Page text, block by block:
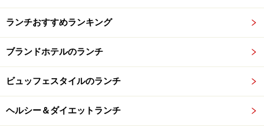
ランチおすすめランキング
ブランドホテルのランチ
ビュッフェスタイルのランチ
ヘルシー＆ダイエットランチ